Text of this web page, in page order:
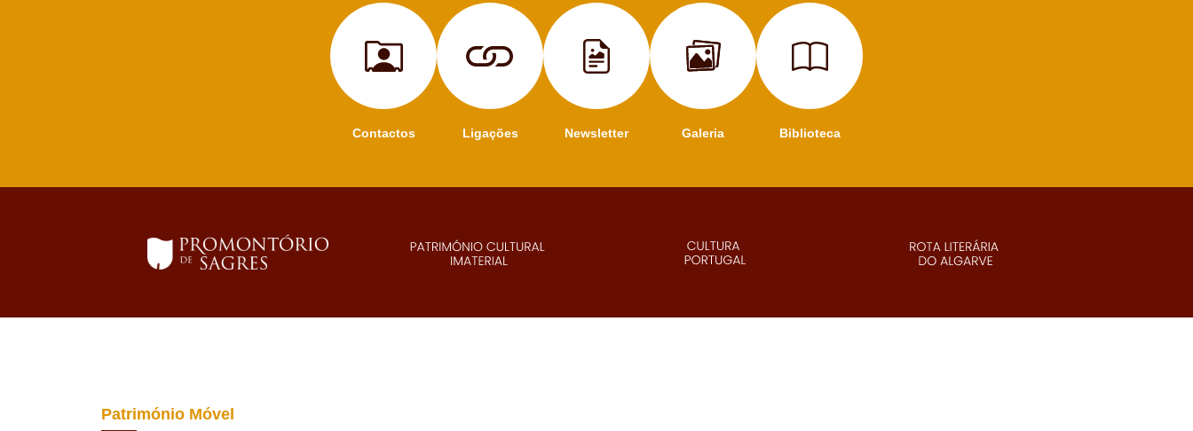
Contactos Ligações Newsletter Galeria Biblioteca
Património Móvel